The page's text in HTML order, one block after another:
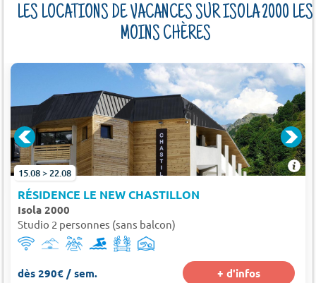
LES LOCATIONS DE VACANCES SUR ISOLA 2000 LES
MOINS CHÈRES
15.08 > 22.08
RÉSIDENCE LE NEW CHASTILLON
Isola 2000
Studio 2 personnes (sans balcon)
dès 290€ / sem. + d'infos